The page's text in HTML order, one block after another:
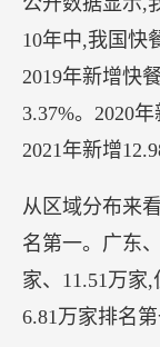
10年中,我国快
2019年新增快
3.37%。2020
2021年新增
从区域分布来
名第一。广东
家、11.51万家
6.81万家排名